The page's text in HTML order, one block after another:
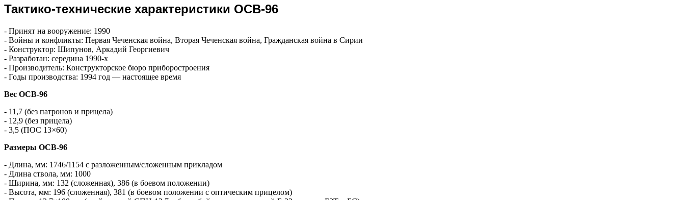
Тактико-технические характеристики ОСВ-96
- Принят на вооружение: 1990
- Войны и конфликты: Первая Чеченская война, Вторая Чеченская война, Гражданская война в Сирии
- Конструктор: Шипунов, Аркадий Георгиевич
- Разработан: середина 1990-х
- Производитель: Конструкторское бюро приборостроения
- Годы производства: 1994 год — настоящее время
Вес ОСВ-96
- 11,7 (без патронов и прицела)
- 12,9 (без прицела)
- 3,5 (ПОС 13×60)
Размеры ОСВ-96
- Длина, мм: 1746/1154 с разложенным/сложенным прикладом
- Длина ствола, мм: 1000
- Ширина, мм: 132 (сложенная), 386 (в боевом положении)
- Высота, мм: 196 (сложенная), 381 (в боевом положении с оптическим прицелом)